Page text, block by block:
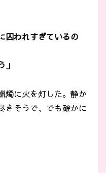
囚われすぎているの
」
燭に火を灯した。静か
きそうで、でも確かに